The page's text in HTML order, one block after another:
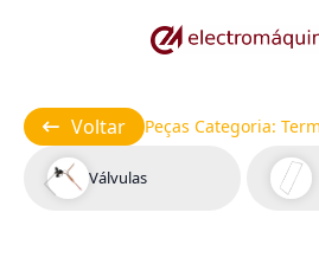
Voltar Peças Categoria:
Válvulas